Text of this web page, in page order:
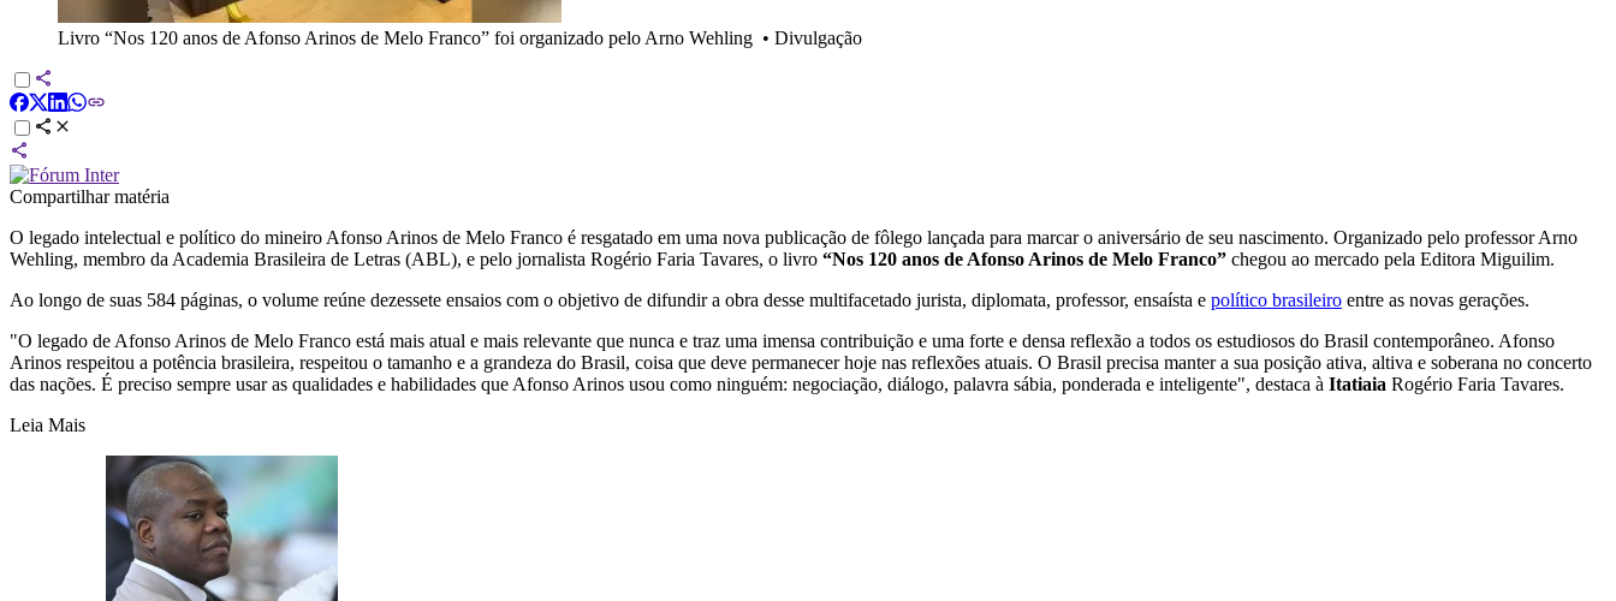
Livro “Nos 120 anos de Afonso Arinos de Melo Franco” foi organizado pelo Arno Wehling • Divulgação
Compartilhar matéria
O legado intelectual e político do mineiro Afonso Arinos de Melo Franco é resgatado em uma nova publicação de fôlego lançada para marcar o aniversário de seu nascimento. Organizado pelo professor Arno
Wehling, membro da Academia Brasileira de Letras (ABL), e pelo jornalista Rogério Faria Tavares, o livro “Nos 120 anos de Afonso Arinos de Melo Franco” chegou ao mercado pela Editora Miguilim.
Ao longo de suas 584 páginas, o volume reúne dezessete ensaios com o objetivo de difundir a obra desse multifacetado jurista, diplomata, professor, ensaísta e político brasileiro entre as novas gerações.
"O legado de Afonso Arinos de Melo Franco está mais atual e mais relevante que nunca e traz uma imensa contribuição e uma forte e densa reflexão a todos os estudiosos do Brasil contemporâneo. Afonso
Arinos respeitou a potência brasileira, respeitou o tamanho e a grandeza do Brasil, coisa que deve permanecer hoje nas reflexões atuais. O Brasil precisa manter a sua posição ativa, altiva e soberana no concerto
das nações. É preciso sempre usar as qualidades e habilidades que Afonso Arinos usou como ninguém: negociação, diálogo, palavra sábia, ponderada e inteligente", destaca à Itatiaia Rogério Faria Tavares.
Leia Mais